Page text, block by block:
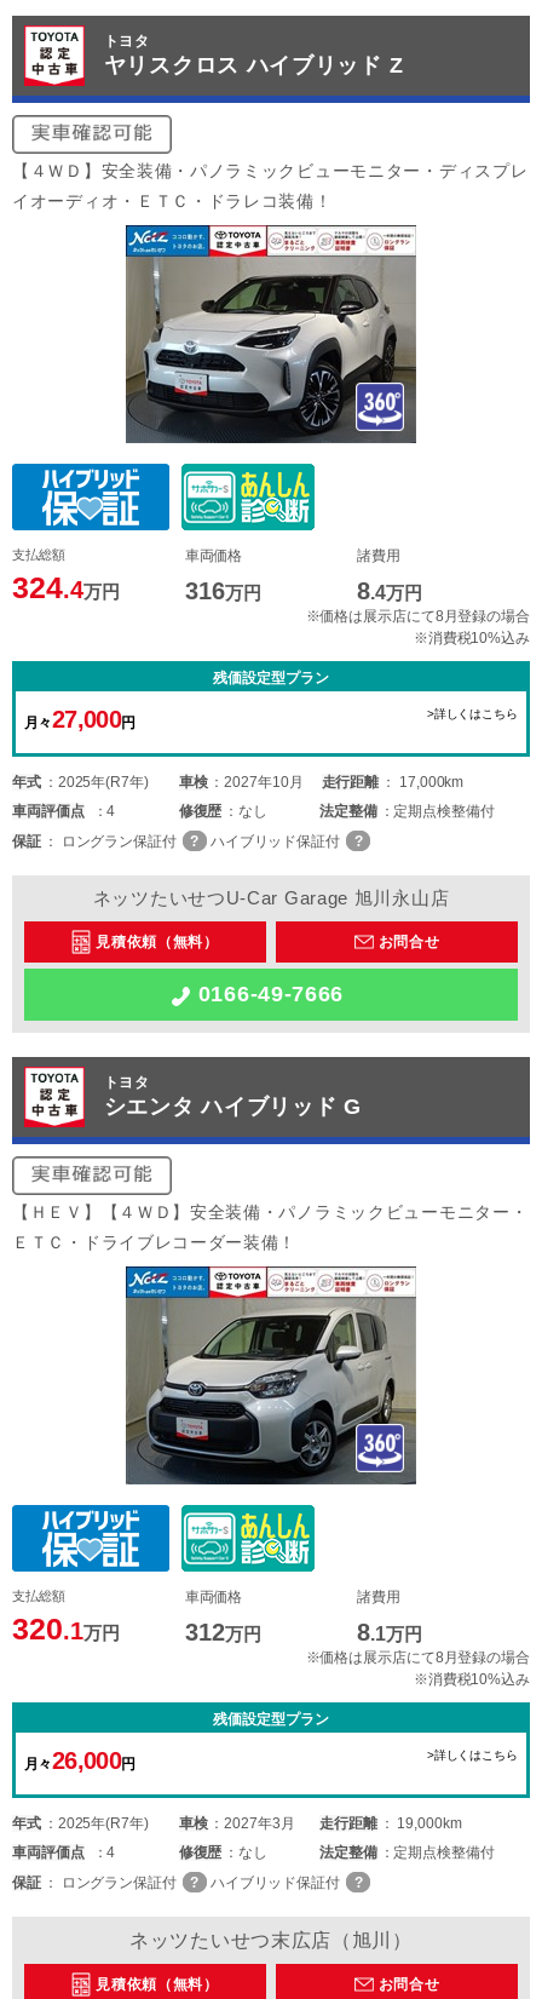
トヨタ
ヤリスクロス ハイブリッド Z
【４ＷＤ】安全装備・パノラミックビューモニター・ディスプレ
イオーディオ・ＥＴＣ・ドラレコ装備！
支払総額
324.4万円
車両価格
316万円
諸費用
8.4万円
※価格は展示店にて8月登録の場合
※消費税10%込み
残価設定型プラン
月々27,000円
>詳しくはこちら
年式 2025年(R7年) 車検 2027年10月 走行距離
17,000km
車両評価点 4 修復歴 なし 法定整備
定期点検整備付
保証
ロングラン保証付 ハイブリッド保証付
ネッツたいせつU-Car Garage 旭川永山店
見積依頼（無料） お問合せ
0166-49-7666
トヨタ
シエンタ ハイブリッド G
【ＨＥＶ】【４ＷＤ】安全装備・パノラミックビューモニター・
ＥＴＣ・ドライブレコーダー装備！
支払総額
320.1万円
車両価格
312万円
諸費用
8.1万円
※価格は展示店にて8月登録の場合
※消費税10%込み
残価設定型プラン
月々26,000円
>詳しくはこちら
年式 2025年(R7年) 車検 2027年3月 走行距離
19,000km
車両評価点 4 修復歴 なし 法定整備
定期点検整備付
保証
ロングラン保証付 ハイブリッド保証付
ネッツたいせつ末広店（旭川）
見積依頼（無料） お問合せ